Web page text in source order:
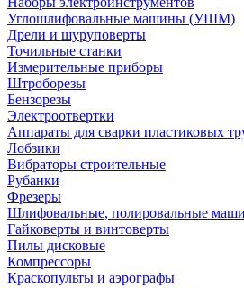
Углошлифовальные машины (УШМ)
Дрели и шуруповерты
Точильные станки
Измерительные приборы
Штроборезы
Бензорезы
Электроотвертки
Аппараты для сварки пластиковых
Лобзики
Вибраторы строительные
Рубанки
Фрезеры
Шлифовальные, полировальные
Гайковерты и винтоверты
Пилы дисковые
Компрессоры
Краскопульты и аэрографы